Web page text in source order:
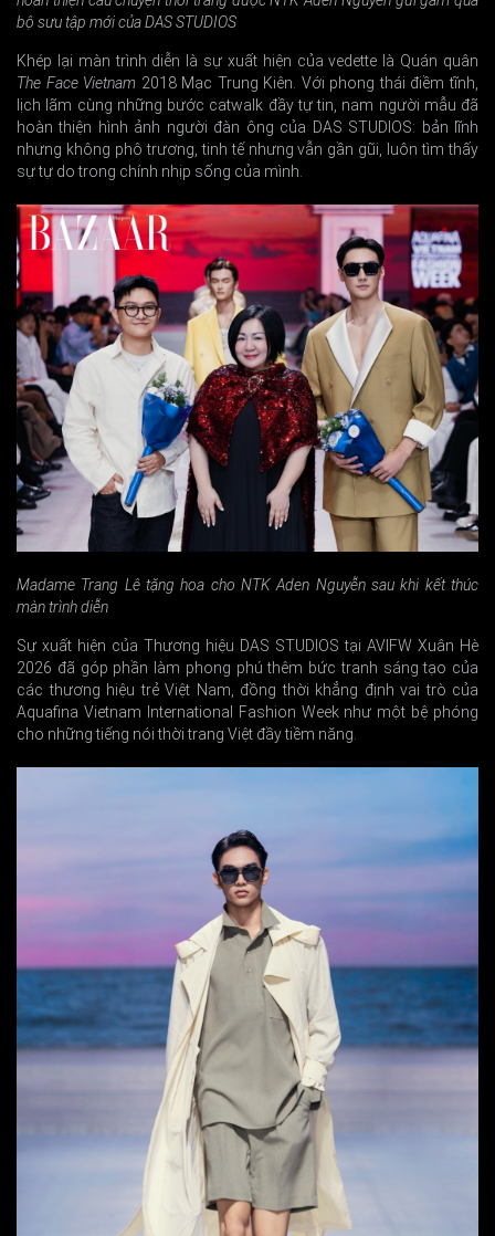
bộ sưu tập mới của DAS STUDIOS
Khép lại màn trình diễn là sự xuất hiện của vedette là Quán quân
The Face Vietnam 2018 Mạc Trung Kiên. Với phong thái điềm tĩnh,
lịch lãm cùng những bước catwalk đầy tự tin, nam người mẫu đã
hoàn thiện hình ảnh người đàn ông của DAS STUDIOS: bản lĩnh
nhưng không phô trương, tinh tế nhưng vẫn gần gũi, luôn tìm thấy
sự tự do trong chính nhịp sống của mình.
Madame Trang Lê tặng hoa cho NTK Aden Nguyễn sau khi kết thúc
màn trình diễn
Sự xuất hiện của Thương hiệu DAS STUDIOS tại AVIFW Xuân Hè
2026 đã góp phần làm phong phú thêm bức tranh sáng tạo của
các thương hiệu trẻ Việt Nam, đồng thời khẳng định vai trò của
Aquafina Vietnam International Fashion Week như một bệ phóng
cho những tiếng nói thời trang Việt đầy tiềm năng.